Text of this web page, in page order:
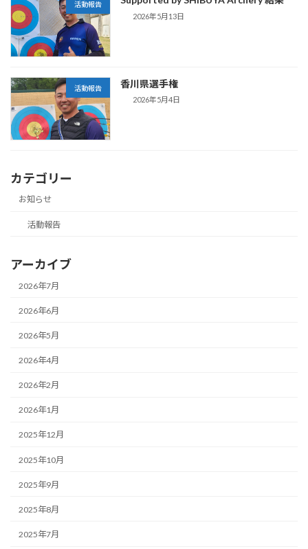
活動報告
2026年5月13日
活動報告 香川県選手権
2026年5月4日
カテゴリー
お知らせ
活動報告
アーカイブ
2026年7月
2026年6月
2026年5月
2026年4月
2026年2月
2026年1月
2025年12月
2025年10月
2025年9月
2025年8月
2025年7月